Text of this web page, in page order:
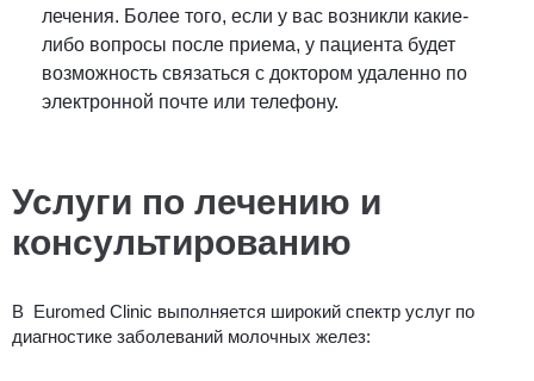
лечения. Более того, если у вас возникли какие-
либо вопросы после приема, у пациента будет
возможность связаться с доктором удаленно по
электронной почте или телефону.
Услуги по лечению и
консультированию
В Euromed Сlinic выполняется широкий спектр услуг по
диагностике заболеваний молочных желез: